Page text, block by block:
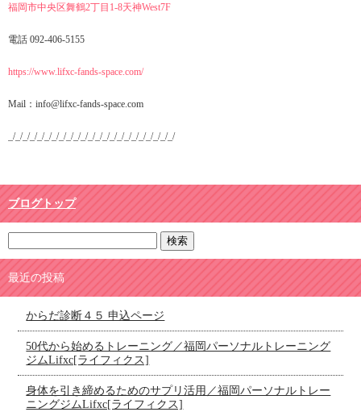
福岡市中央区舞鶴2丁目1-8天神West7F
電話 092-406-5155
https://www.lifxc-fands-space.com/
Mail：info@lifxc-fands-space.com
_/_/_/_/_/_/_/_/_/_/_/_/_/_/_/_/_/_/_/_/_/_/_/
ブログトップ
最近の投稿
からだ診断４５ 申込ページ
50代から始めるトレーニング／福岡パーソナルトレーニング
ジムLifxc[ライフィクス]
身体を引き締めるためのサプリ活用／福岡パーソナルトレー
ニングジムLifxc[ライフィクス]